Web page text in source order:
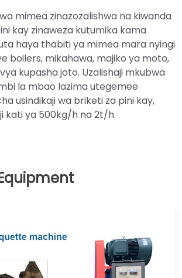
mimea zinazozalishwa na kiwanda
kay zinaweza kutumika kama
haya thabiti ya mimea mara nyingi
boilers, mikahawa, majiko ya moto,
kupasha joto. Uzalishaji mkubwa
la mbao lazima utegemee
usindikaji wa briketi za pini kay,
kati ya 500kg/h na 2t/h.